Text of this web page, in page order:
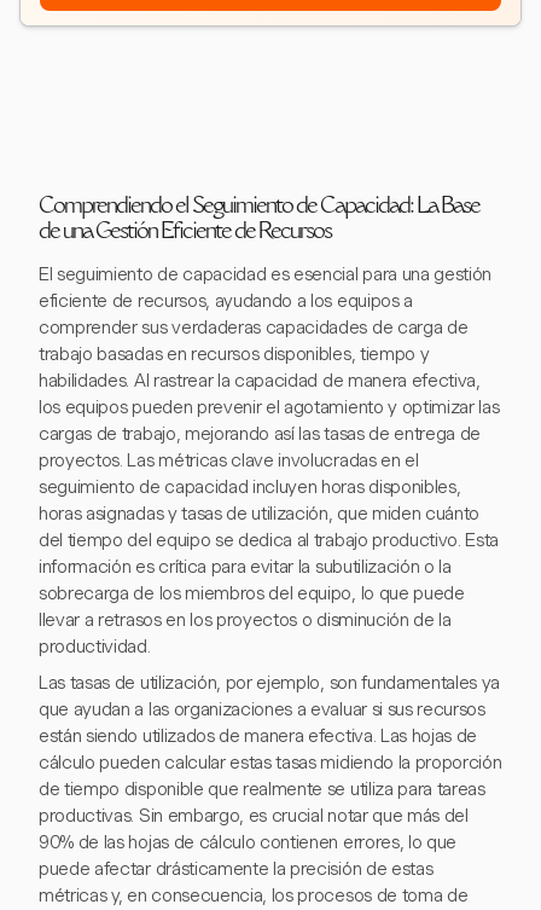
Comprendiendo el Seguimiento de Capacidad: La Base
de una Gestión Eficiente de Recursos
El seguimiento de capacidad es esencial para una gestión
eficiente de recursos, ayudando a los equipos a
comprender sus verdaderas capacidades de carga de
trabajo basadas en recursos disponibles, tiempo y
habilidades. Al rastrear la capacidad de manera efectiva,
los equipos pueden prevenir el agotamiento y optimizar las
cargas de trabajo, mejorando así las tasas de entrega de
proyectos. Las métricas clave involucradas en el
seguimiento de capacidad incluyen horas disponibles,
horas asignadas y tasas de utilización, que miden cuánto
del tiempo del equipo se dedica al trabajo productivo. Esta
información es crítica para evitar la subutilización o la
sobrecarga de los miembros del equipo, lo que puede
llevar a retrasos en los proyectos o disminución de la
productividad.
Las tasas de utilización, por ejemplo, son fundamentales ya
que ayudan a las organizaciones a evaluar si sus recursos
están siendo utilizados de manera efectiva. Las hojas de
cálculo pueden calcular estas tasas midiendo la proporción
de tiempo disponible que realmente se utiliza para tareas
productivas. Sin embargo, es crucial notar que más del
90% de las hojas de cálculo contienen errores, lo que
puede afectar drásticamente la precisión de estas
métricas y, en consecuencia, los procesos de toma de